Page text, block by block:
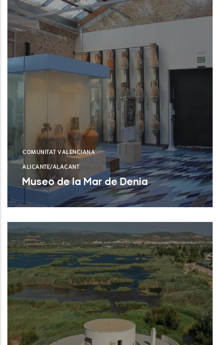
COMUNITAT VALENCIANA
ALICANTE/ALACANT
Museo de la Mar de Denia
Museo de la Mar de DeniaNUEVO